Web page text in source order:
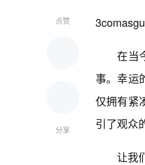
点赞
分享
在当
事。幸运
仅拥有紧
引了观众
让我